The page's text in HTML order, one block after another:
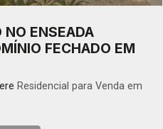
NO ENSEADA
FECHADO EM
Residencial para Venda em